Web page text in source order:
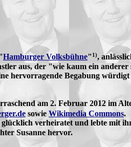
Hamburger Volksbühne" 1),
aus, der "wie kaum ein
hervorragende Begabung
am 2. Februar 2012 im
sowie Wikimedia Commons.
verheiratet und lebte mit
Susanne hervor.